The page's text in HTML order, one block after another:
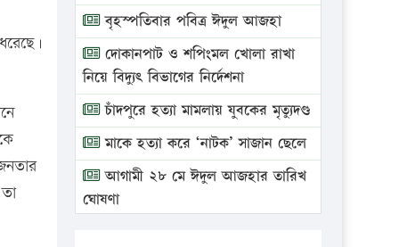
বৃহস্পতিবার পবিত্র ঈদুল আজহা
দোকানপাট ও শপিংমল খোলা রাখা
নিয়ে বিদ্যুৎ বিভাগের নির্দেশনা
চাঁদপুরে হত্যা মামলায় যুবকের মৃত্যুদণ্ড
মাকে হত্যা করে ‘নাটক’ সাজান ছেলে
আগামী ২৮ মে ঈদুল আজহার তারিখ
ঘোষণা